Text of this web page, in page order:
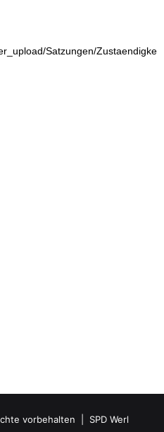
Satzungen/Zustaendigke
vorbehalten | SPD Werl